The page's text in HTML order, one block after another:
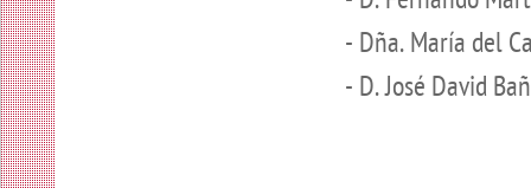
- Dña. María del
- D. José David